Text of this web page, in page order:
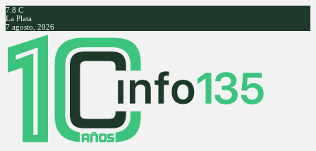
7.8 C
La Plata
7 agosto, 2026
Facebook
Twitter
Instagram
Youtube